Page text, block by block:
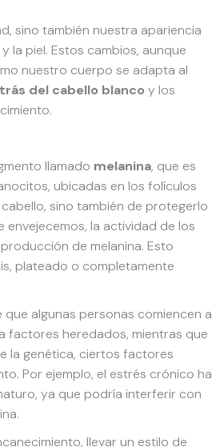
sino también nuestra apariencia
la piel. Estos cambios, aunque
nuestro cuerpo se adapta al
del cabello blanco y los
llamado melanina, que es
ubicadas en los folículos
sino también de protegerlo
la actividad de los
de melanina. Esto
plateado o completamente
algunas personas comiencen a
factores heredados, mientras que
la genética, ciertos factores
Por ejemplo, el estrés crónico ha
ya que podría interferir con
llevar un estilo de